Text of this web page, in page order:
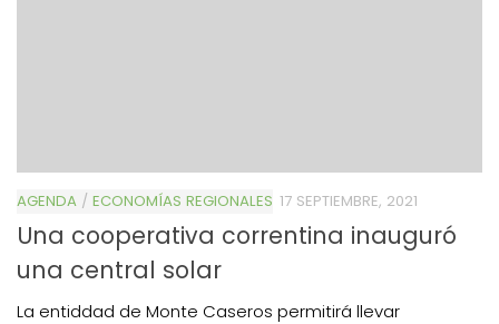
AGENDA / ECONOMÍAS REGIONALES 17 SEPTIEMBRE, 2021
Una cooperativa correntina inauguró
una central solar
La entiddad de Monte Caseros permitirá llevar